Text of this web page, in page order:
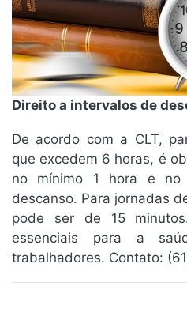
Direito a intervalos de
De acordo com a CLT,
que excedem 6 horas, é
no mínimo 1 hora e no
descanso. Para jornadas
pode ser de 15
essenciais para a
trabalhadores. Contato: